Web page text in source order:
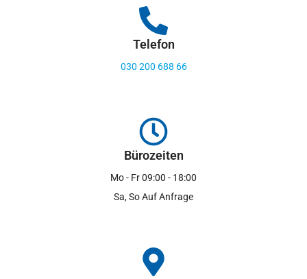
Telefon
030 200 688 66
Bürozeiten
Mo - Fr 09:00 - 18:00
Sa, So Auf Anfrage